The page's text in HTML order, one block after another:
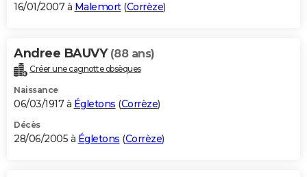
16/01/2007 à Malemort(Corrèze)
Andree BAUVY (88 ans)
Créer une cagnotte obsèques
Naissance
06/03/1917 à Égletons (Corrèze)
Décès
28/06/2005 à Égletons (Corrèze)